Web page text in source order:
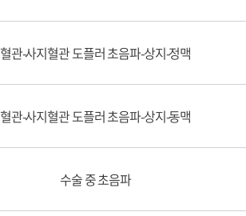
혈관-사지혈관 도플러 초음파-상지-정맥
혈관-사지혈관 도플러 초음파-상지-동맥
수술 중 초음파